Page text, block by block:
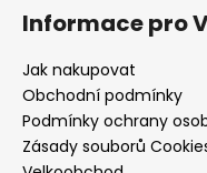
Informace pro
Jak nakupovat
Obchodní podmínky
Podmínky ochrany
Zásady souborů